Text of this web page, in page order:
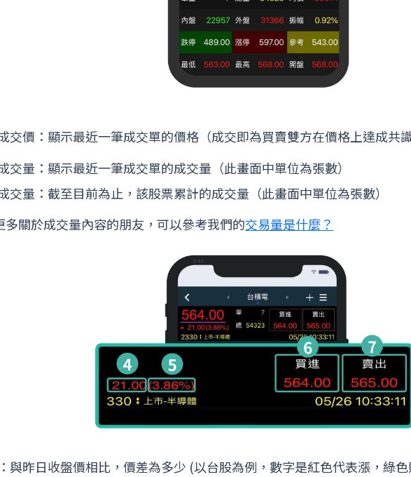
交價：顯示最近一筆成交單的價格（成交即為買賣雙方在價格上達成共
交量：顯示最近一筆成交單的成交量（此畫面中單位為張數）
交量：截至目前為止，該股票累計的成交量（此畫面中單位為張數）
多關於成交量內容的朋友，可以參考我們的交易量是什麼？
與昨日收盤價相比，價差為多少 (以台股為例，數字是紅色代表漲，綠